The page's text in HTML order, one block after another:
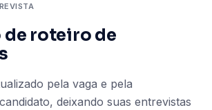
de roteiro de
pela vaga e pela
deixando suas entrevistas